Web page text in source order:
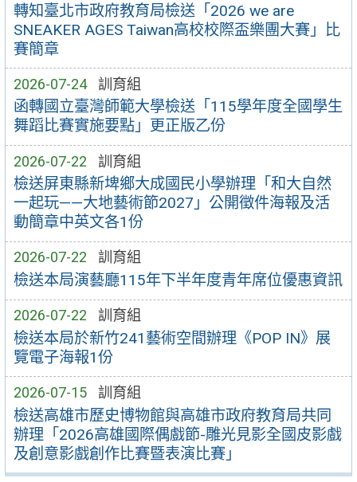
轉知臺北市政府教育局檢送「2026 we are
SNEAKER AGES Taiwan高校校際盃樂團大賽」比
賽簡章
2026-07-24 訓育組
函轉國立臺灣師範大學檢送「115學年度全國學生
舞蹈比賽實施要點」更正版乙份
2026-07-22 訓育組
檢送屏東縣新埤鄉大成國民小學辦理「和大自然
一起玩——大地藝術節2027」公開徵件海報及活
動簡章中英文各1份
2026-07-22 訓育組
檢送本局演藝廳115年下半年度青年席位優惠資訊
2026-07-22 訓育組
檢送本局於新竹241藝術空間辦理《POP IN》展
覽電子海報1份
2026-07-15 訓育組
檢送高雄市歷史博物館與高雄市政府教育局共同
辦理「2026高雄國際偶戲節-雕光見影全國皮影戲
及創意影戲創作比賽暨表演比賽」